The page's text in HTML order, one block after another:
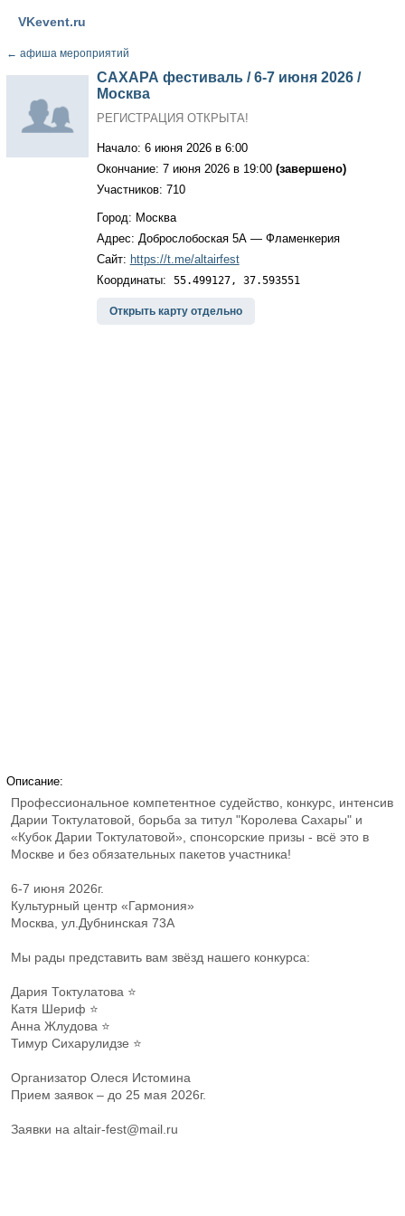
VKevent.ru
← афиша мероприятий
САХАРА фестиваль / 6-7 июня 2026 /
Москва
РЕГИСТРАЦИЯ ОТКРЫТА!
Начало: 6 июня 2026 в 6:00
Окончание: 7 июня 2026 в 19:00 (завершено)
Участников: 710
Город: Москва
Адрес: Доброслобоская 5А — Фламенкерия
Сайт: https://t.me/altairfest
Координаты: 55.499127, 37.593551
Открыть карту отдельно
Описание:
Профессиональное компетентное судейство, конкурс, интенсив
Дарии Токтулатовой, борьба за титул "Королева Сахары" и
«Кубок Дарии Токтулатовой», спонсорские призы - всё это в
Москве и без обязательных пакетов участника!
6-7 июня 2026г.
Культурный центр «Гармония»
Москва, ул.Дубнинская 73А
Мы рады представить вам звёзд нашего конкурса:
Дария Токтулатова ⭐️
Катя Шериф ⭐️
Анна Жлудова ⭐️
Тимур Сихарулидзе ⭐️
Организатор Олеся Истомина
Прием заявок – до 25 мая 2026г.
Заявки на altair-fest@mail.ru